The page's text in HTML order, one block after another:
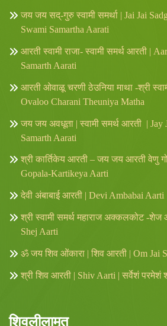
जय जय सद्-गुरु स्वामी समर्था | Jai Jai
Swami Samartha Aarati
आरती स्वामी राजा- स्वामी समर्थ आरती |
Samarth Aarati
आरती ओवाळू चरणी ठेउनिया माथा -श्री
Ovaloo Charani Theuniya Matha
जय जय अवधूता | स्वामी समर्थ आरती | Jay
Samarth Aarati
श्री कार्तिकेय आरती – जय जय आरती वेणु
Gopala-Kartikeya Aarti
देवी अंबाबाई आरती | Devi Ambabai Aarti
श्री स्वामी समर्थ महाराज अक्कलकोट -शेज
Shej Aarti
ॐ जय शिव ओंकारा | शिव आरती | Om Jai
श्री शिव आरती | Shiv Aarti | सर्वेशं परमेशं
शिवलीलामृत